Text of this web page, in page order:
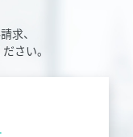
求、
さい。